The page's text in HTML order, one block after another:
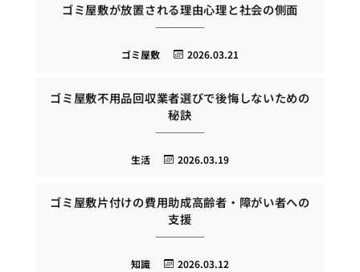
ゴミ屋敷が放置される理由心理と社会の側面
2026.03.21
ゴミ屋敷
ゴミ屋敷不用品回収業者選びで後悔しないための
秘訣
2026.03.19
生活
ゴミ屋敷片付けの費用助成高齢者・障がい者への
支援
2026.03.12
知識